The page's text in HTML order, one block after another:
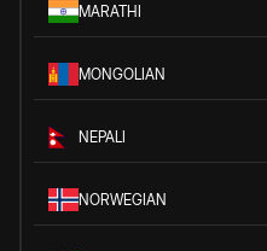
MARATHI
MONGOLIAN
NEPALI
NORWEGIAN